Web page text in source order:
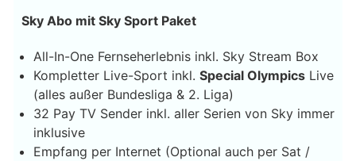
Sky Abo mit Sky Sport Paket
All-In-One Fernseherlebnis inkl. Sky Stream Box
Kompletter Live-Sport inkl. Special Olympics Live
(alles außer Bundesliga & 2. Liga)
32 Pay TV Sender inkl. aller Serien von Sky immer
inklusive
Empfang per Internet (Optional auch per Sat /